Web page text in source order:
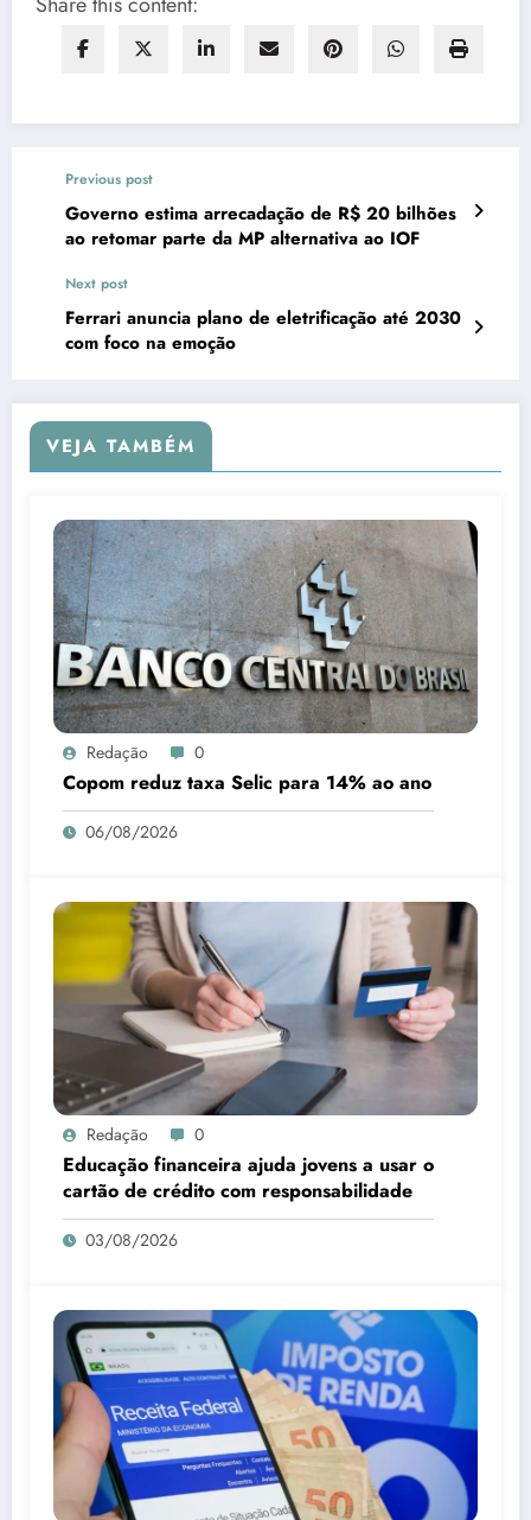
Previous post
Governo estima arrecadação de R$ 20 bilhões
ao retomar parte da MP alternativa ao IOF
Next post
Ferrari anuncia plano de eletrificação até 2030
com foco na emoção
VEJA TAMBÉM
Redação 0
Copom reduz taxa Selic para 14% ao ano
06/08/2026
Redação 0
Educação financeira ajuda jovens a usar o
cartão de crédito com responsabilidade
03/08/2026